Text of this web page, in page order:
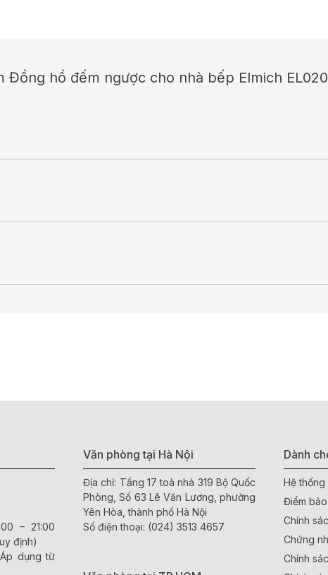
Đồng hồ đếm ngược cho nhà bếp Elmich
– 21:00
định)
dụng từ
Văn phòng tại Hà Nội
Địa chỉ: Tầng 17 toà nhà 319 Bộ Quốc
Phòng, Số 63 Lê Văn Lương, phường
Yên Hòa, thành phố Hà Nội
Số điện thoại: (024) 3513 4657
Dành
Hệ
Điểm
Chính
Chứng
Chính